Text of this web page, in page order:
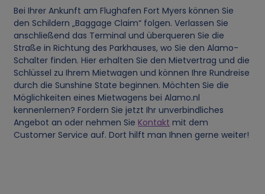
Bei Ihrer Ankunft am Flughafen Fort Myers können Sie
den Schildern „Baggage Claim“ folgen. Verlassen Sie
anschließend das Terminal und überqueren Sie die
Straße in Richtung des Parkhauses, wo Sie den Alamo-
Schalter finden. Hier erhalten Sie den Mietvertrag und die
Schlüssel zu Ihrem Mietwagen und können Ihre Rundreise
durch die Sunshine State beginnen. Möchten Sie die
Möglichkeiten eines Mietwagens bei Alamo.nl
kennenlernen? Fordern Sie jetzt Ihr unverbindliches
Angebot an oder nehmen Sie Kontakt mit dem
Customer Service auf. Dort hilft man Ihnen gerne weiter!
p
e
r
s
o